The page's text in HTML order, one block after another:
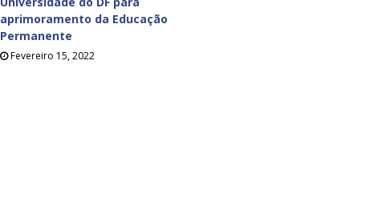
aprimoramento da Educação
Permanente
Fevereiro 15, 2022